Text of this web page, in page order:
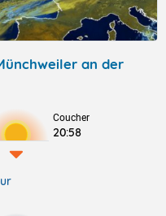
an der
Coucher
20:58